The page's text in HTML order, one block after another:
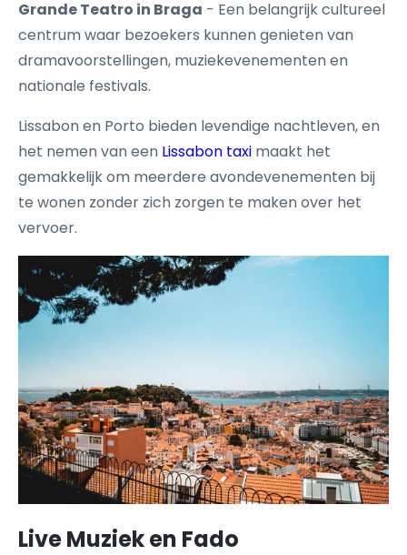
Grande Teatro in Braga - Een belangrijk cultureel
centrum waar bezoekers kunnen genieten van
dramavoorstellingen, muziekevenementen en
nationale festivals.
Lissabon en Porto bieden levendige nachtleven, en
het nemen van een Lissabon taxi maakt het
gemakkelijk om meerdere avondevenementen bij
te wonen zonder zich zorgen te maken over het
vervoer.
Live Muziek en Fado